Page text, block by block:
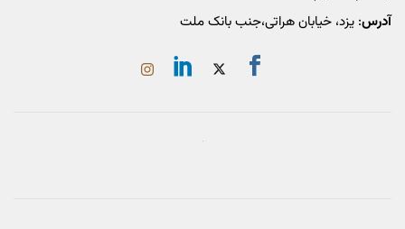
آدرس: یزد، خیابان هراتی،جنب بانک ملت